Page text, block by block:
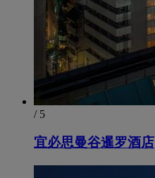
/ 5
宜必思曼谷暹罗酒店